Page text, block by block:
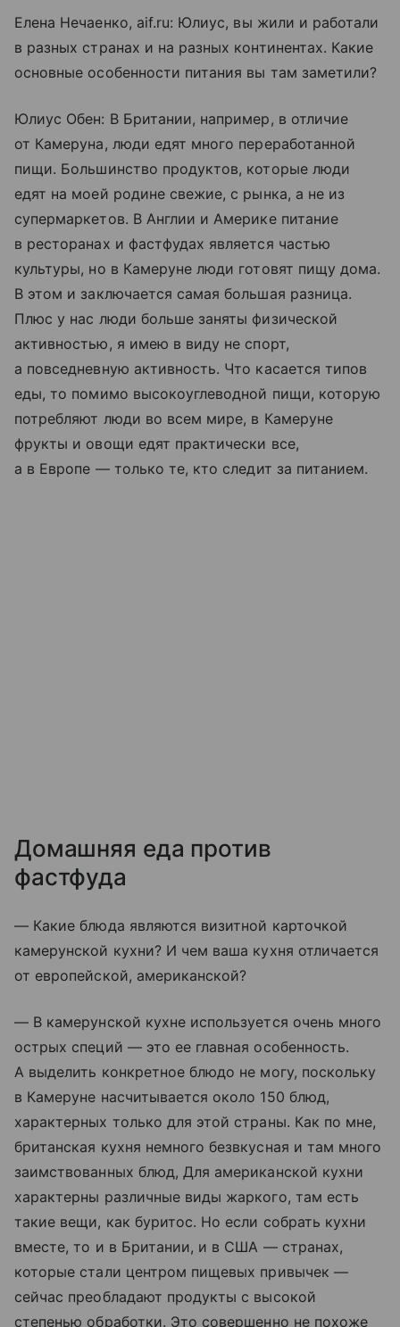
Елена Нечаенко, aif.ru: Юлиус, вы жили и работали
в разных странах и на разных континентах. Какие
основные особенности питания вы там заметили?
Юлиус Обен: В Британии, например, в отличие
от Камеруна, люди едят много переработанной
пищи. Большинство продуктов, которые люди
едят на моей родине свежие, с рынка, а не из
супермаркетов. В Англии и Америке питание
в ресторанах и фастфудах является частью
культуры, но в Камеруне люди готовят пищу дома.
В этом и заключается самая большая разница.
Плюс у нас люди больше заняты физической
активностью, я имею в виду не спорт,
а повседневную активность. Что касается типов
еды, то помимо высокоуглеводной пищи, которую
потребляют люди во всем мире, в Камеруне
фрукты и овощи едят практически все,
а в Европе — только те, кто следит за питанием.
Домашняя еда против
фастфуда
— Какие блюда являются визитной карточкой
камерунской кухни? И чем ваша кухня отличается
от европейской, американской?
— В камерунской кухне используется очень много
острых специй — это ее главная особенность.
А выделить конкретное блюдо не могу, поскольку
в Камеруне насчитывается около 150 блюд,
характерных только для этой страны. Как по мне,
британская кухня немного безвкусная и там много
заимствованных блюд, Для американской кухни
характерны различные виды жаркого, там есть
такие вещи, как буритос. Но если собрать кухни
вместе, то и в Британии, и в США — странах,
которые стали центром пищевых привычек —
сейчас преобладают продукты с высокой
степенью обработки. Это совершенно не похоже